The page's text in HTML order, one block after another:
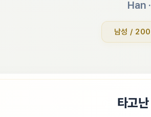
Han ·
남성 /
타고